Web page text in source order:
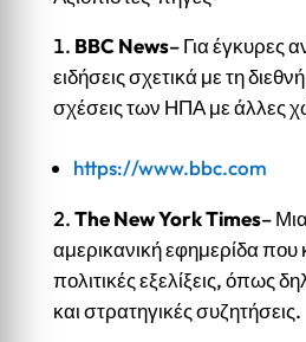
BBC News– Για έγκυρες
ειδήσεις σχετικά με τη διεθνή
σχέσεις των ΗΠΑ με άλλες
https://www.bbc.com
The New York Times–
αμερικανική εφημερίδα που
πολιτικές εξελίξεις, όπως
και στρατηγικές συζητήσεις.